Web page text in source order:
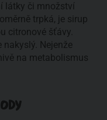
látky či množství
trpká, je sirup
citronové šťávy.
nakyslý. Nejenže
na metabolismus